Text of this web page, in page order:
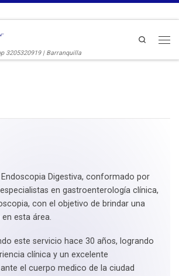
3205320919 | Barranquilla
Search
Digestiva, conformado por
en gastroenterología clínica,
con el objetivo de brindar una
esta área.
este servicio hace 30 años, logrando
clínica y un excelente
el cuerpo medico de la ciudad